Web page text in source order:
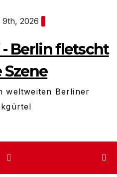
9th, 2026
Berlin fletscht
Szene
weltweiten Berliner